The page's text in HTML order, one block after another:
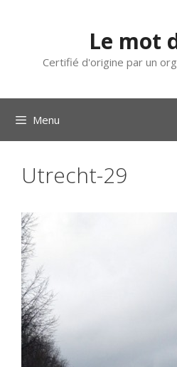
Le mot
Certifié d'origine par un
Menu
Utrecht-29